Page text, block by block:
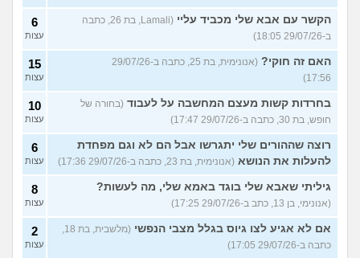
הקשר עם אבא שלי מכביד עליי
(Lamali, בת 26, כתבה
ב-29/07/26 18:05)
6
עצות
האם זה חוקי?
(אנונימית, בת 25, כתבה ב-29/07/26
17:56)
15
עצות
בחרדות קשות מעצם המחשבה על לעבוד (בחורה של
חופש, בת 30, כתבה ב-29/07/26 17:47)
10
עצות
רוצה שההורים שלי יתגרשו אבל הם לא וגם מפחדת
להעלות את הנושא (אנונימית, בת 23, כתבה ב-29/07/26 17:36)
6
עצות
גיליתי שאבא שלי בוגד באמא שלי, מה לעשות?
(אנונימי, בן 13, כתב ב-29/07/26 17:25)
8
עצות
אם לא אגיע לצו גיוס בגלל מצבי הנפשי
(מלשבית, בת 18,
כתבה ב-29/07/26 17:05)
2
עצות